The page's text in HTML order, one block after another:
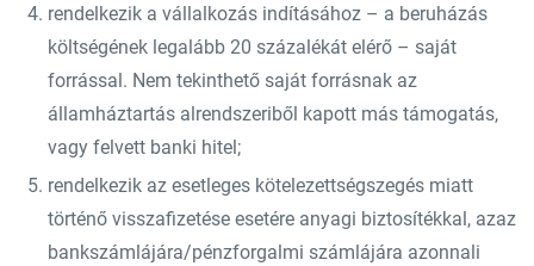
rendelkezik a vállalkozás indításához – a beruházás
költségének legalább 20 százalékát elérő – saját
forrással. Nem tekinthető saját forrásnak az
államháztartás alrendszeriből kapott más támogatás,
vagy felvett banki hitel;
rendelkezik az esetleges kötelezettségszegés miatt
történő visszafizetése esetére anyagi biztosítékkal, azaz
bankszámlájára/pénzforgalmi számlájára azonnali